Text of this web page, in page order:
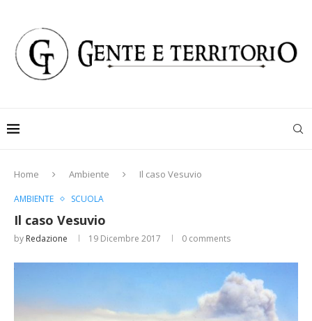
Home Ambiente Il caso Vesuvio
AMBIENTE SCUOLA
Il caso Vesuvio
by Redazione 19 Dicembre 2017 0 comments